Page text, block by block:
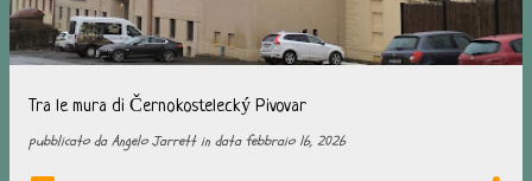
Tra le mura di Černokostelecký Pivovar
pubblicato daAngelo Jarrett in datafebbraio 16, 2026